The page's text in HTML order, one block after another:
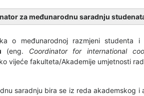
za međunarodnu saradnju
o međunarodnoj razmjeni studenta
(eng. Coordinator for international
vijeće fakulteta/Akademije umjetnosti
saradnju bira se iz reda akademskog